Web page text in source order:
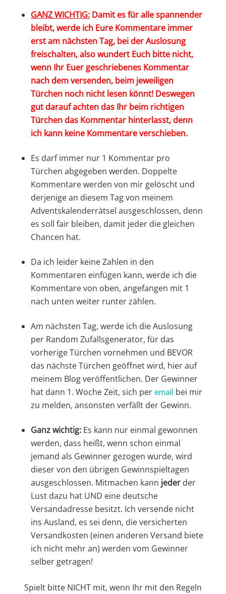
GANZ WICHTIG:Damit es für alle spannender
bleibt, werde ich Eure Kommentare immer
erst am nächsten Tag, bei der Auslosung
freischalten, also wundert Euch bitte nicht,
wenn Ihr Euer geschriebenes Kommentar
nach dem versenden, beim jeweiligen
Türchen noch nicht lesen könnt! Deswegen
gut darauf achten das Ihr beim richtigen
Türchen das Kommentar hinterlasst, denn
ich kann keine Kommentare verschieben.
Es darf immer nur 1 Kommentar pro
Türchen abgegeben werden. Doppelte
Kommentare werden von mir gelöscht und
derjenige an diesem Tag von meinem
Adventskalenderrätsel ausgeschlossen, denn
es soll fair bleiben, damit jeder die gleichen
Chancen hat.
Da ich leider keine Zahlen in den
Kommentaren einfügen kann, werde ich die
Kommentare von oben, angefangen mit 1
nach unten weiter runter zählen.
Am nächsten Tag, werde ich die Auslosung
per Random Zufallsgenerator, für das
vorherige Türchen vornehmen und BEVOR
das nächste Türchen geöffnet wird, hier auf
meinem Blog veröffentlichen. Der Gewinner
hat dann 1. Woche Zeit, sich peremailbei mir
zu melden, ansonsten verfällt der Gewinn.
Ganz wichtig:Es kann nur einmal gewonnen
werden, dass heißt, wenn schon einmal
jemand als Gewinner gezogen wurde, wird
dieser von den übrigen Gewinnspieltagen
ausgeschlossen. Mitmachen kann jederder
Lust dazu hat UND eine deutsche
Versandadresse besitzt. Ich versende nicht
ins Ausland, es sei denn, die versicherten
Versandkosten (einen anderen Versand biete
ich nicht mehr an) werden vom Gewinner
selber getragen!
Spielt bitte NICHT mit, wenn Ihr mit den Regeln